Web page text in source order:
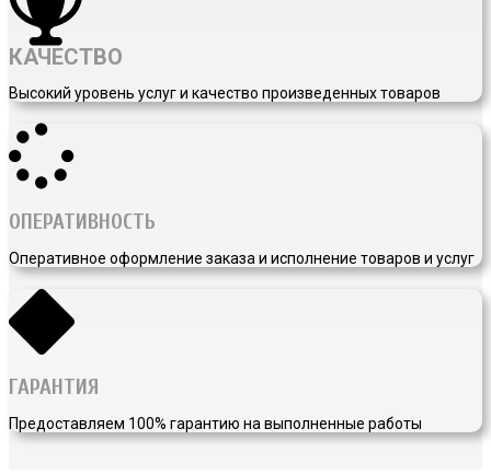
КАЧЕСТВО
Высокий уровень услуг и качество произведенных товаров
ОПЕРАТИВНОСТЬ
Оперативное оформление заказа и исполнение товаров и услуг
ГАРАНТИЯ
Предоставляем 100% гарантию на выполненные работы